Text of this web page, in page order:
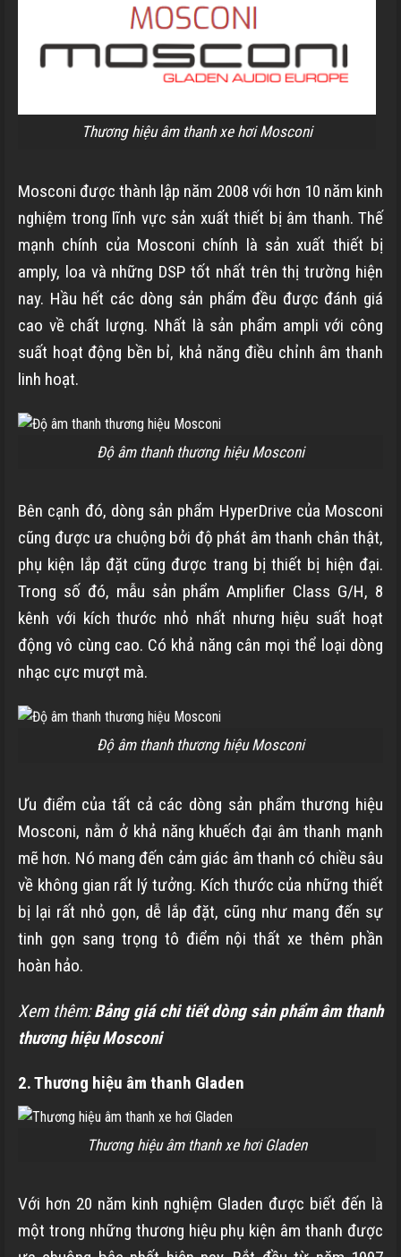
Thương hiệu âm thanh xe hơi Mosconi
Mosconi được thành lập năm 2008 với hơn 10 năm kinh
nghiệm trong lĩnh vực sản xuất thiết bị âm thanh. Thế
mạnh chính của Mosconi chính là sản xuất thiết bị
amply, loa và những DSP tốt nhất trên thị trường hiện
nay. Hầu hết các dòng sản phẩm đều được đánh giá
cao về chất lượng. Nhất là sản phẩm ampli với công
suất hoạt động bền bỉ, khả năng điều chỉnh âm thanh
linh hoạt.
Độ âm thanh thương hiệu Mosconi
Bên cạnh đó, dòng sản phẩm HyperDrive của Mosconi
cũng được ưa chuộng bởi độ phát âm thanh chân thật,
phụ kiện lắp đặt cũng được trang bị thiết bị hiện đại.
Trong số đó, mẫu sản phẩm Amplifier Class G/H, 8
kênh với kích thước nhỏ nhất nhưng hiệu suất hoạt
động vô cùng cao. Có khả năng cân mọi thể loại dòng
nhạc cực mượt mà.
Độ âm thanh thương hiệu Mosconi
Ưu điểm của tất cả các dòng sản phẩm thương hiệu
Mosconi, nằm ở khả năng khuếch đại âm thanh mạnh
mẽ hơn. Nó mang đến cảm giác âm thanh có chiều sâu
về không gian rất lý tưởng. Kích thước của những thiết
bị lại rất nhỏ gọn, dễ lắp đặt, cũng như mang đến sự
tinh gọn sang trọng tô điểm nội thất xe thêm phần
hoàn hảo.
Xem thêm:Bảng giá chi tiết dòng sản phẩm âm thanh
thương hiệu Mosconi
2. Thương hiệu âm thanh Gladen
Thương hiệu âm thanh xe hơi Gladen
Với hơn 20 năm kinh nghiệm Gladen được biết đến là
một trong những thương hiệu phụ kiện âm thanh được